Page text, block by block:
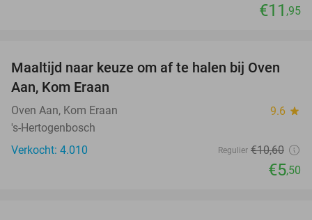
€11 ,95
48%
Maaltijd naar keuze om af te halen bij Oven
Aan, Kom Eraan
Oven Aan, Kom Eraan 9.6 star
's-Hertogenbosch
Verkocht: 4.010
Regulier €10,60
€5,50